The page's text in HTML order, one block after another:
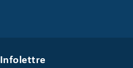
Infolettre